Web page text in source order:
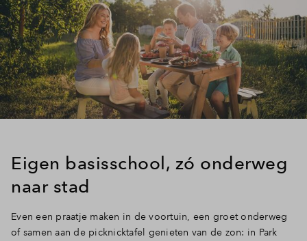
Eigen basisschool, zó onderweg
naar stad
Even een praatje maken in de voortuin, een groet onderweg
of samen aan de picknicktafel genieten van de zon: in Park